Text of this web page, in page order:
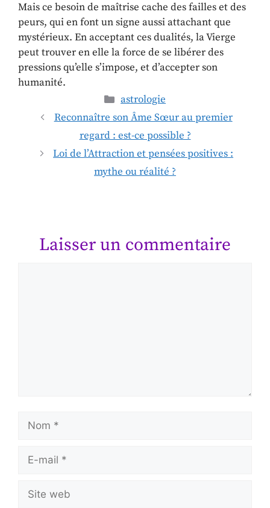
Mais ce besoin de maîtrise cache des failles et des
peurs, qui en font un signe aussi attachant que
mystérieux. En acceptant ces dualités, la Vierge
peut trouver en elle la force de se libérer des
pressions qu’elle s’impose, et d’accepter son
humanité.
astrologie
Reconnaître son Âme Sœur au premier
regard : est-ce possible ?
Loi de l’Attraction et pensées positives :
mythe ou réalité ?
Laisser un commentaire